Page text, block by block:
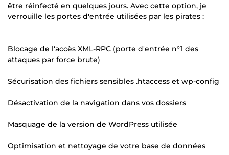
être réinfecté en quelques jours. Avec cette option, je
verrouille les portes d'entrée utilisées par les pirates :
Blocage de l'accès XML-RPC (porte d'entrée n°1 des
attaques par force brute)
Sécurisation des fichiers sensibles .htaccess et wp-config
Désactivation de la navigation dans vos dossiers
Masquage de la version de WordPress utilisée
Optimisation et nettoyage de votre base de données